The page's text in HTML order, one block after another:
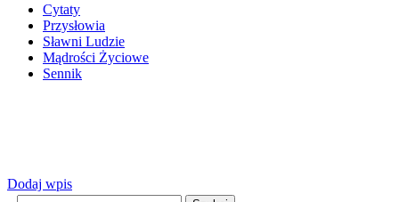
Cytaty
Przysłowia
Sławni Ludzie
Mądrości Życiowe
Sennik
Dodaj wpis